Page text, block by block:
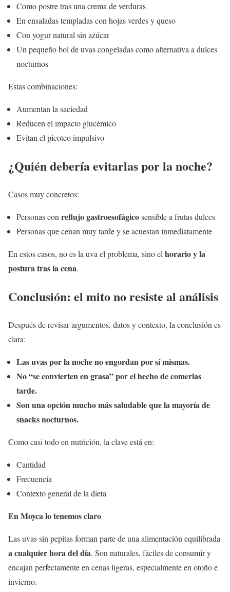
Como postre tras una crema de verduras
En ensaladas templadas con hojas verdes y queso
Con yogur natural sin azúcar
Un pequeño bol de uvas congeladas como alternativa a dulces
nocturnos
Estas combinaciones:
Aumentan la saciedad
Reducen el impacto glucémico
Evitan el picoteo impulsivo
¿Quién debería evitarlas por la noche?
Casos muy concretos:
Personas con reflujo gastroesofágicosensible a frutas dulces
Personas que cenan muy tarde y se acuestan inmediatamente
En estos casos, no es la uva el problema, sino el horario y la
postura tras la cena.
Conclusión: el mito no resiste al análisis
Después de revisar argumentos, datos y contexto, la conclusión es
clara:
Las uvas por la noche no engordan por sí mismas.
No “se convierten en grasa” por el hecho de comerlas
tarde.
Son una opción mucho más saludable que la mayoría de
snacks nocturnos.
Como casi todo en nutrición, la clave está en:
Cantidad
Frecuencia
Contexto general de la dieta
En Moyca lo tenemos claro
Las uvas sin pepitas forman parte de una alimentación equilibrada
a cualquier hora del día. Son naturales, fáciles de consumir y
encajan perfectamente en cenas ligeras, especialmente en otoño e
invierno.